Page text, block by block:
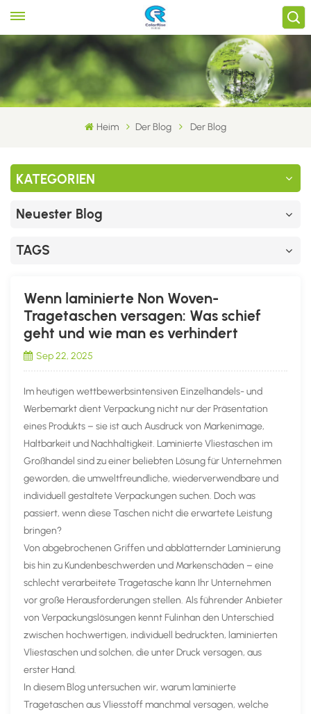
Heim Der Blog Der Blog
KATEGORIEN
Neuester Blog
TAGS
Wenn laminierte Non Woven-
Tragetaschen versagen: Was schief
geht und wie man es verhindert
Sep 22, 2025
Im heutigen wettbewerbsintensiven Einzelhandels- und
Werbemarkt dient Verpackung nicht nur der Präsentation
eines Produkts – sie ist auch Ausdruck von Markenimage,
Haltbarkeit und Nachhaltigkeit. Laminierte Vliestaschen im
Großhandel sind zu einer beliebten Lösung für Unternehmen
geworden, die umweltfreundliche, wiederverwendbare und
individuell gestaltete Verpackungen suchen. Doch was
passiert, wenn diese Taschen nicht die erwartete Leistung
bringen?
Von abgebrochenen Griffen und abblätternder Laminierung
bis hin zu Kundenbeschwerden und Markenschäden – eine
schlecht verarbeitete Tragetasche kann Ihr Unternehmen
vor große Herausforderungen stellen. Als führender Anbieter
von Verpackungslösungen kennt Fulinhan den Unterschied
zwischen hochwertigen, individuell bedruckten, laminierten
Vliestaschen und solchen, die unter Druck versagen, aus
erster Hand.
In diesem Blog untersuchen wir, warum laminierte
Tragetaschen aus Vliesstoff manchmal versagen, welche